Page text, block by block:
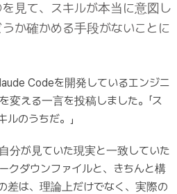
見て、スキルが本当に意図し
か確かめる手段がないことに
Codeを開発しているエンジニ
変える一言を投稿しました。「ス
のうちだ。」
分が見ていた現実と一致していた
クダウンファイルと、きちんと構
差は、理論上だけでなく、実際の